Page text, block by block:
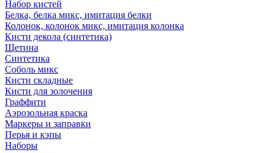
Набор кистей
Белка, белка микс, имитация белки
Колонок, колонок микс, имитация колонка
Кисти декола (синтетика)
Щетина
Синтетика
Соболь микс
Кисти складные
Кисти для золочения
Граффити
Аэрозольная краска
Маркеры и заправки
Перья и кэпы
Наборы